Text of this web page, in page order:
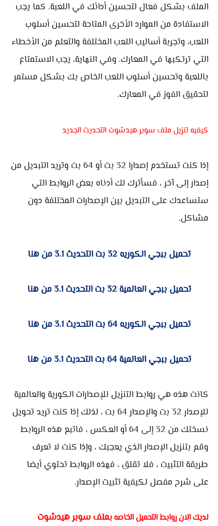
الملف بشكل فعال لتحسين أدائك في اللعبة. كما يجب
الاستفادة من الموارد الأخرى المتاحة لتحسين أسلوب
اللعب، وتجربة أساليب اللعب المختلفة والتعلم من الأخطاء
التي ترتكبها في المعارك. وفي النهاية، يجب الاستمتاع
باللعبة وتحسين أسلوب اللعب الخاص بك بشكل مستمر
لتحقيق الفوز في المعارك.
كيفيه تنزيل ملف سوبر هيدشوت التحديث الجديد
إذا كنت تستخدم إصدارا 32 بت أو 64 بت وتريد التبديل من
إصدار إلى آخر ، فسأترك لك أدناه بعض الروابط التي
ستساعدك على التبديل بين الإصدارات المختلفة دون
مشاكل.
تحميل ببجي الكوريه 32 بت التحديث 3.1 من هنا
تحميل ببجي العالمية 32 بت التحديث 3.1 من هنا
تحميل ببجي الكوريه 64 بت التحديث 3.1 من هنا
تحميل ببجي العالمية 64 بت التحديث 3.1 من هنا
كانت هذه هي روابط التنزيل للإصدارات الكورية والعالمية
للإصدار 32 بت والإصدار 64 بت ، لذلك إذا كنت تريد تحويل
نسختك من 32 إلى 64 أو العكس ، فاتبع هذه الروابط
وقم بتنزيل الإصدار الذي يعجبك ، وإذا كنت لا تعرف
طريقة التثبيت ، فلا تقلق ، فهذه الروابط تحتوي أيضا
على شرح مفصل لكيفية تثبيت الإصدار.
لديك الان روابط التحميل الخاصه بملف سوبر هيدشوت